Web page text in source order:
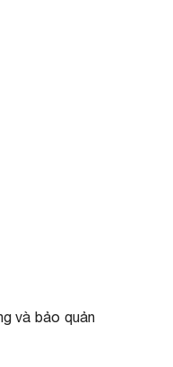
và bảo quản